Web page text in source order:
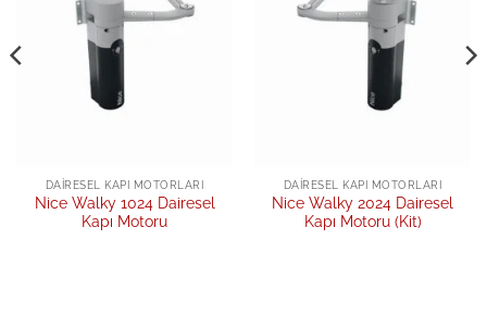
DAIRESEL KAPI MOTORLARI
Nice Walky 1024 Dairesel
Kapı Motoru
DAIRESEL KAPI MOTORLARI
Nice Walky 2024 Dairesel
Kapı Motoru (Kit)